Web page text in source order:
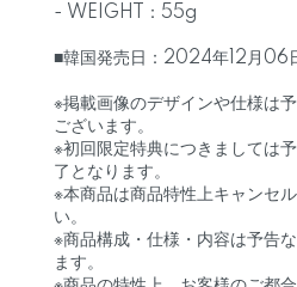
- WEIGHT：55g
■韓国発売日：2024年12月06
※掲載画像のデザインや仕様は
ございます。
※初回限定特典につきましては
了となります。
※本商品は商品特性上キャンセ
い。
※商品構成・仕様・内容は予告
ます。